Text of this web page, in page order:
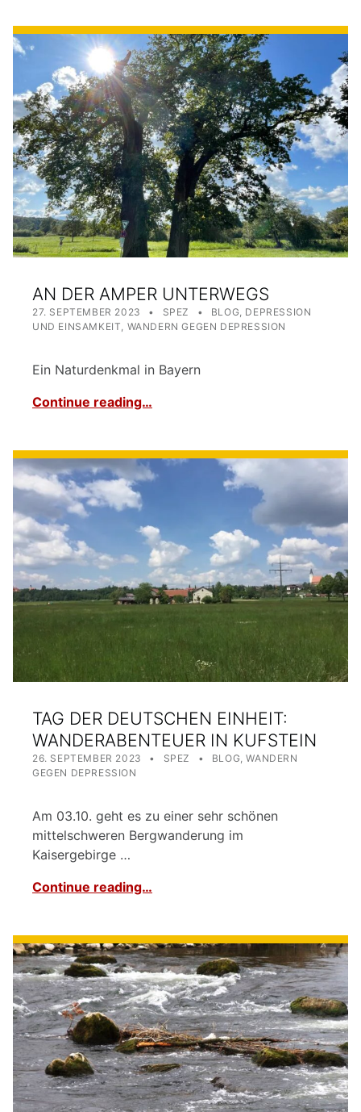
AN DER AMPER UNTERWEGS
POSTED ON:
27. SEPTEMBER 2023
WRITTEN BY:
SPEZ CATEGORIZED IN:
BLOG, DEPRESSION
UND EINSAMKEIT, WANDERN GEGEN DEPRESSION
Ein Naturdenkmal in Bayern
Continue reading…
TAG DER DEUTSCHEN EINHEIT:
WANDERABENTEUER IN KUFSTEIN
POSTED ON:
26. SEPTEMBER 2023
WRITTEN BY:
SPEZ CATEGORIZED IN:
BLOG,WANDERN
GEGEN DEPRESSION
Am 03.10. geht es zu einer sehr schönen
mittelschweren Bergwanderung im
Kaisergebirge …
Continue reading…